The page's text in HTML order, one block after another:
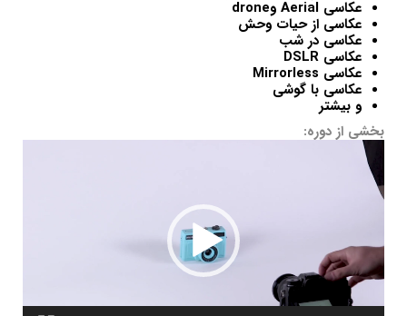
عکاسی Aerial وdrone
عکاسی از حیات وحش
عکاسی در شب
عکاسی DSLR
عکاسی Mirrorless
عکاسی با گوشی
و بیشتر
بخشی از دوره:
نمایشگر
ویدیو